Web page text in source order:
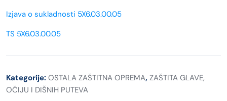
Izjava o sukladnosti 5X6.03.00.05
TS 5X6.03.00.05
Kategorije: OSTALA ZAŠTITNA OPREMA, ZAŠTITA GLAVE,
OČIJU I DIŠNIH PUTEVA